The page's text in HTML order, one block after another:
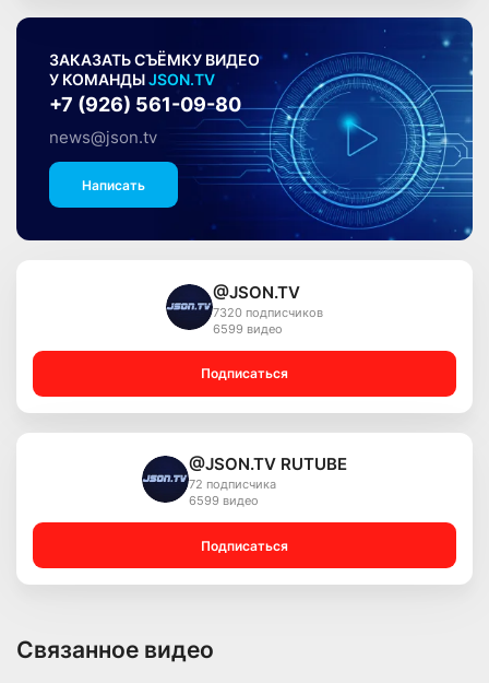
ЗАКАЗАТЬ СЪЁМКУ ВИДЕО
У КОМАНДЫJSON.TV
+7 (926) 561-09-80
news@json.tv
Написать
@JSON.TV
7320 подписчиков
6599 видео
Подписаться
@JSON.TV RUTUBE
72 подписчика
6599 видео
Подписаться
Связанное видео